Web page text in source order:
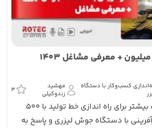
کسب‌و‌کار با دستگاه
مهشید
زندوکیلی
3
برای کسب اطلاعات بیشتر برای راه اندازی خط تولید با ۵۰۰
با دستگاه جوش لیزری و پاسخ به